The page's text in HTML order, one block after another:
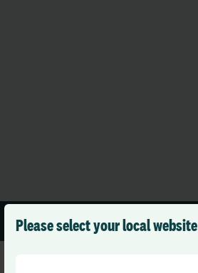
Please select your local website
1 min read